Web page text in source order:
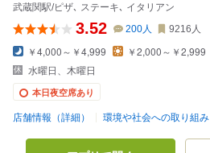
武蔵関駅/ピザ､ ステーキ､ イタリアン
3.52 200人 9216 人
￥4,000～￥4,999
￥2,000～￥2,999
水曜日、木曜日
本日夜空席あり
店舗情報（詳細） 環境や社会への取り組み